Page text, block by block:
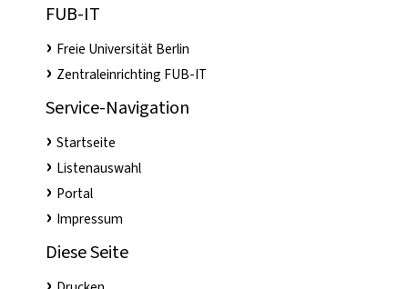
FUB-IT
Freie Universität Berlin
Zentraleinrichting FUB-IT
Service-Navigation
Startseite
Listenauswahl
Portal
Impressum
Diese Seite